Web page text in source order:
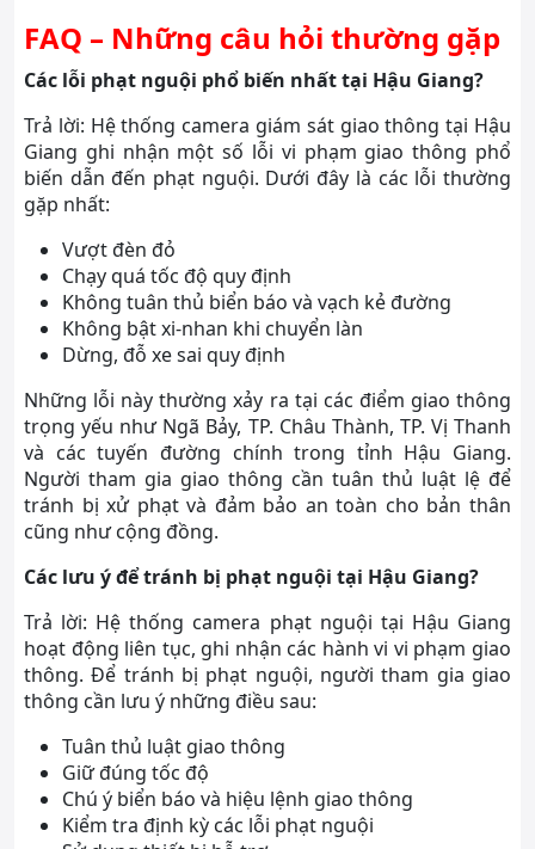
FAQ – Những câu hỏi thường gặp
Các lỗi phạt nguội phổ biến nhất tại Hậu Giang?
Trả lời: Hệ thống camera giám sát giao thông tại Hậu
Giang ghi nhận một số lỗi vi phạm giao thông phổ
biến dẫn đến phạt nguội. Dưới đây là các lỗi thường
gặp nhất:
Vượt đèn đỏ
Chạy quá tốc độ quy định
Không tuân thủ biển báo và vạch kẻ đường
Không bật xi-nhan khi chuyển làn
Dừng, đỗ xe sai quy định
Những lỗi này thường xảy ra tại các điểm giao thông
trọng yếu như Ngã Bảy, TP. Châu Thành, TP. Vị Thanh
và các tuyến đường chính trong tỉnh Hậu Giang.
Người tham gia giao thông cần tuân thủ luật lệ để
tránh bị xử phạt và đảm bảo an toàn cho bản thân
cũng như cộng đồng.
Các lưu ý để tránh bị phạt nguội tại Hậu Giang?
Trả lời: Hệ thống camera phạt nguội tại Hậu Giang
hoạt động liên tục, ghi nhận các hành vi vi phạm giao
thông. Để tránh bị phạt nguội, người tham gia giao
thông cần lưu ý những điều sau:
Tuân thủ luật giao thông
Giữ đúng tốc độ
Chú ý biển báo và hiệu lệnh giao thông
Kiểm tra định kỳ các lỗi phạt nguội